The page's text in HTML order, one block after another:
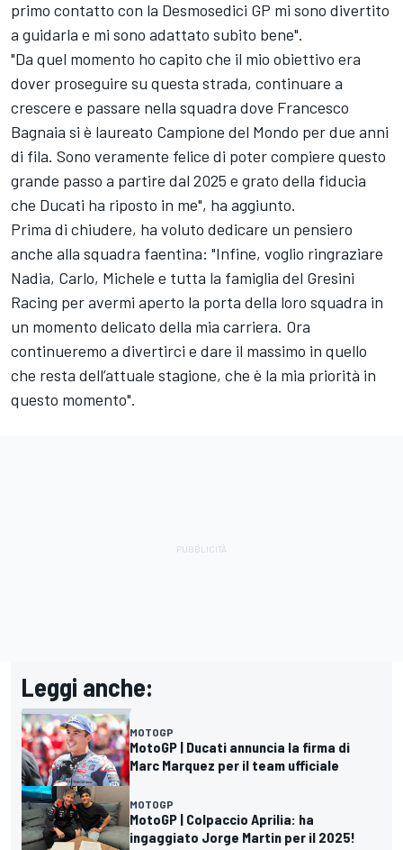
primo contatto con la Desmosedici GP mi sono divertito
a guidarla e mi sono adattato subito bene".
"Da quel momento ho capito che il mio obiettivo era
dover proseguire su questa strada, continuare a
crescere e passare nella squadra dove Francesco
Bagnaia si è laureato Campione del Mondo per due anni
di fila. Sono veramente felice di poter compiere questo
grande passo a partire dal 2025 e grato della fiducia
che Ducati ha riposto in me", ha aggiunto.
Prima di chiudere, ha voluto dedicare un pensiero
anche alla squadra faentina: "Infine, voglio ringraziare
Nadia, Carlo, Michele e tutta la famiglia del Gresini
Racing per avermi aperto la porta della loro squadra in
un momento delicato della mia carriera. Ora
continueremo a divertirci e dare il massimo in quello
che resta dell’attuale stagione, che è la mia priorità in
questo momento".
Leggi anche:
MOTOGP
MotoGP | Ducati annuncia la firma di
Marc Marquez per il team ufficiale
MOTOGP
MotoGP | Colpaccio Aprilia: ha
ingaggiato Jorge Martin per il 2025!